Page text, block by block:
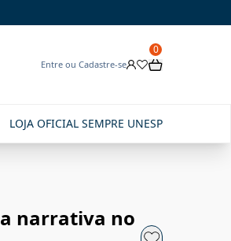
Entre ou Cadastre-se
0
LOJA OFICIAL SEMPRE UNESP
narrativa no